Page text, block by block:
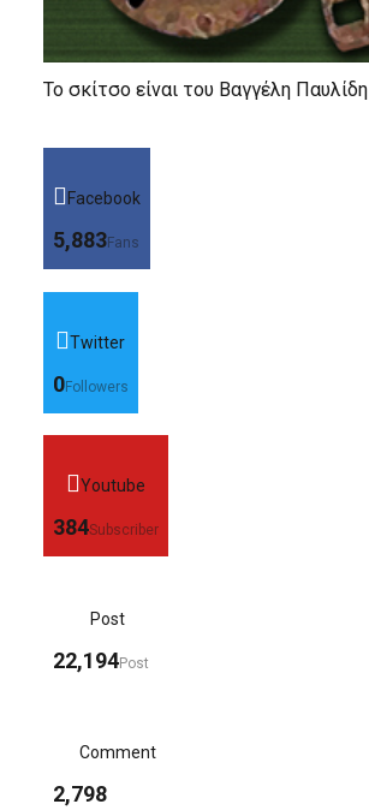
Το σκίτσο είναι του Βαγγέλη Παυλίδη
Facebook
5,883Fans
Twitter
0Followers
Youtube
384Subscriber
Post
22,194Post
Comment
2,798